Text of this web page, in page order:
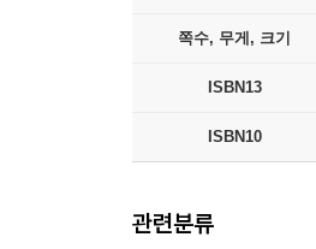
쪽수, 무게, 크기
ISBN13
ISBN10
관련분류